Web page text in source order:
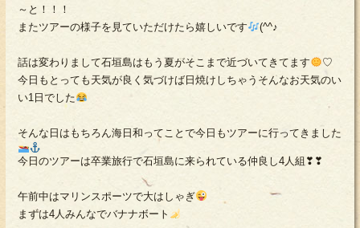
～と！！！
またツアーの様子を見ていただけたら嬉しいです
(^^♪
話は変わりまして石垣島はもう夏がそこまで近づいてきてます
♡
今日もとっても天気が良く気づけば日焼けしちゃうそんなお天気のい
い1日でした
そんな日はもちろん海日和ってことで今日もツアーに行ってきました
今日のツアーは卒業旅行で石垣島に来られている仲良し4人組❣❣
午前中はマリンスポーツで大はしゃぎ
まずは4人みんなでバナナボート